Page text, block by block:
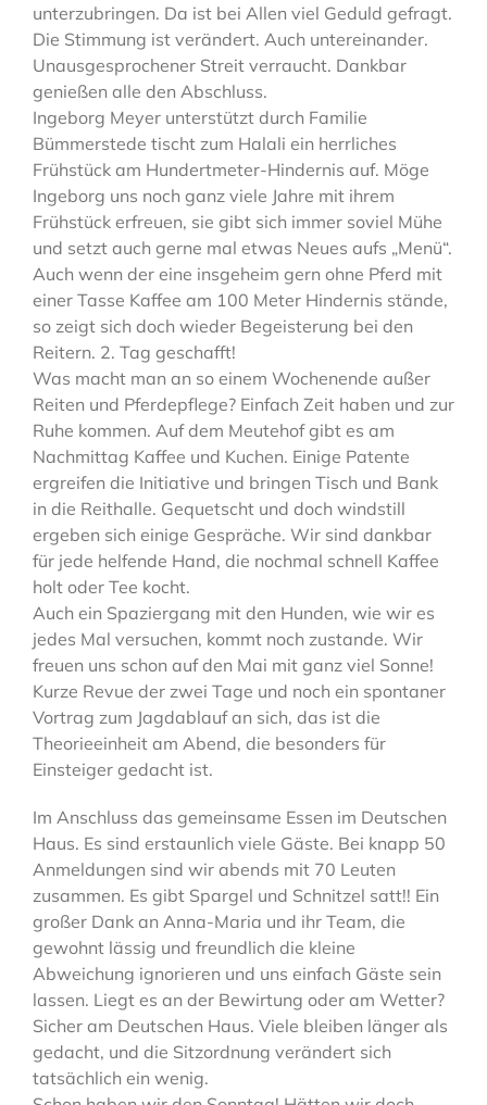
unterzubringen. Da ist bei Allen viel Geduld gefragt.
Die Stimmung ist verändert. Auch untereinander.
Unausgesprochener Streit verraucht. Dankbar
genießen alle den Abschluss.
Ingeborg Meyer unterstützt durch Familie
Bümmerstede tischt zum Halali ein herrliches
Frühstück am Hundertmeter-Hindernis auf. Möge
Ingeborg uns noch ganz viele Jahre mit ihrem
Frühstück erfreuen, sie gibt sich immer soviel Mühe
und setzt auch gerne mal etwas Neues aufs „Menü“.
Auch wenn der eine insgeheim gern ohne Pferd mit
einer Tasse Kaffee am 100 Meter Hindernis stände,
so zeigt sich doch wieder Begeisterung bei den
Reitern. 2. Tag geschafft!
Was macht man an so einem Wochenende außer
Reiten und Pferdepflege? Einfach Zeit haben und zur
Ruhe kommen. Auf dem Meutehof gibt es am
Nachmittag Kaffee und Kuchen. Einige Patente
ergreifen die Initiative und bringen Tisch und Bank
in die Reithalle. Gequetscht und doch windstill
ergeben sich einige Gespräche. Wir sind dankbar
für jede helfende Hand, die nochmal schnell Kaffee
holt oder Tee kocht.
Auch ein Spaziergang mit den Hunden, wie wir es
jedes Mal versuchen, kommt noch zustande. Wir
freuen uns schon auf den Mai mit ganz viel Sonne!
Kurze Revue der zwei Tage und noch ein spontaner
Vortrag zum Jagdablauf an sich, das ist die
Theorieeinheit am Abend, die besonders für
Einsteiger gedacht ist.
Im Anschluss das gemeinsame Essen im Deutschen
Haus. Es sind erstaunlich viele Gäste. Bei knapp 50
Anmeldungen sind wir abends mit 70 Leuten
zusammen. Es gibt Spargel und Schnitzel satt!! Ein
großer Dank an Anna-Maria und ihr Team, die
gewohnt lässig und freundlich die kleine
Abweichung ignorieren und uns einfach Gäste sein
lassen. Liegt es an der Bewirtung oder am Wetter?
Sicher am Deutschen Haus. Viele bleiben länger als
gedacht, und die Sitzordnung verändert sich
tatsächlich ein wenig.